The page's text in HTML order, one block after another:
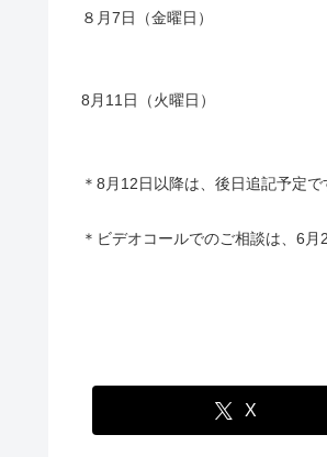
８月7日（金曜日）
8月11日（火曜日）
＊8月12日以降は、後日追記予定で
＊ビデオコールでのご相談は、6
X